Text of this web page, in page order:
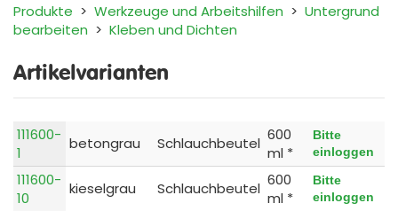
Produkte > Werkzeuge und Arbeitshilfen > Untergrund
bearbeiten > Kleben und Dichten
Artikelvarianten
111600-
1
betongrau Schlauchbeutel 600
ml *
Bitte
einloggen
111600-
10
kieselgrau Schlauchbeutel 600
ml *
Bitte
einloggen